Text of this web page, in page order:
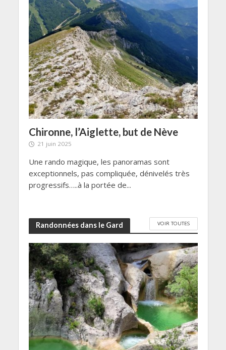
Chironne, l’Aiglette, but de Nève
21 juin 2025
Une rando magique, les panoramas sont
exceptionnels, pas compliquée, dénivelés très
progressifs…..à la portée de...
Randonnées dans le Gard VOIR TOUTES